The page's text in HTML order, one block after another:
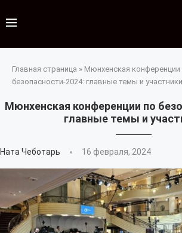
Главная страница » Мюнхенская конференции
безопасности-2024: главные темы и участники
Мюнхенская конференции по
главные темы и
Ната Чеботарь 16 февраля, 2024